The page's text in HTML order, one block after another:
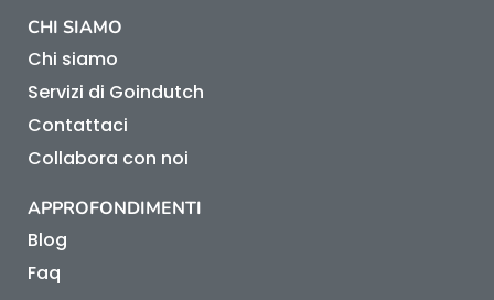
CHI SIAMO
Chi siamo
Servizi di Goindutch
Contattaci
Collabora con noi
APPROFONDIMENTI
Blog
Faq